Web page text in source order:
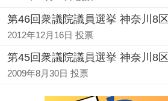
第46回衆議院議員選挙 神奈川8区
2012年12月16日 投票
第45回衆議院議員選挙 神奈川8区
2009年8月30日 投票